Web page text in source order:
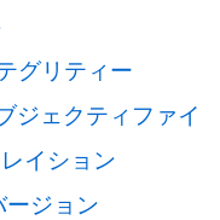
グリティー
ジェクティファイ
イション
ージョン